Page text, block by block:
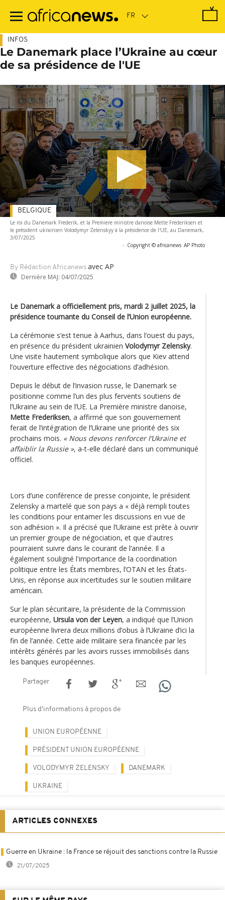
contenu
INFOS
Le Danemark place l’Ukraine au cœur
de sa présidence de l'UE
Le roi du Danemark Frederik, et la Premiere ministre danoise Mette Frederiksen et
le président ukrainien Volodymyr Zelenskyy à la présidence de l'UE, au Danemark,
3/07/2025
- Copyright © africanews AP Photo
By Rédaction Africanews avec AP
Dernière MAJ: 04/07/2025
BELGIQUE
Le Danemark a officiellement pris, mardi 2 juillet 2025, la
présidence tournante du Conseil de l’Union européenne.
La cérémonie s’est tenue à Aarhus, dans l’ouest du pays,
en présence du président ukrainien Volodymyr Zelensky.
Une visite hautement symbolique alors que Kiev attend
l’ouverture effective des négociations d’adhésion.
Depuis le début de l’invasion russe, le Danemark se
positionne comme l’un des plus fervents soutiens de
l’Ukraine au sein de l’UE. La Première ministre danoise,
Mette Frederiksen, a affirmé que son gouvernement
ferait de l’intégration de l’Ukraine une priorité des six
prochains mois. « Nous devons renforcer l’Ukraine et
affaiblir la Russie », a-t-elle déclaré dans un communiqué
officiel.
Lors d’une conférence de presse conjointe, le président
Zelensky a martelé que son pays a « déjà rempli toutes
les conditions pour entamer les discussions en vue de
son adhésion ». Il a précisé que l’Ukraine est prête à ouvrir
un premier groupe de négociation, et que d'autres
pourraient suivre dans le courant de l’année. Il a
également souligné l'importance de la coordination
politique entre les États membres, l’OTAN et les États-
Unis, en réponse aux incertitudes sur le soutien militaire
américain.
Sur le plan sécuritaire, la présidente de la Commission
européenne, Ursula von der Leyen, a indiqué que l’Union
européenne livrera deux millions d’obus à l’Ukraine d’ici la
fin de l’année. Cette aide militaire sera financée par les
intérêts générés par les avoirs russes immobilisés dans
les banques européennes.
Partager
Plus d'informations à propos de
UNION EUROPÉENNE
PRÉSIDENT UNION EUROPÉENNE
VOLODYMYR ZELENSKY DANEMARK
UKRAINE
ARTICLES CONNEXES
Guerre en Ukraine : la France se réjouit des sanctions contre la Russie
21/07/2025